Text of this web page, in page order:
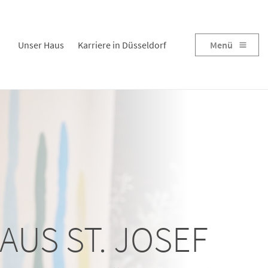
Unser Haus Karriere in Düsseldorf Menü
ST. JOSEF
ST. JOSEF
ST. JOSEF